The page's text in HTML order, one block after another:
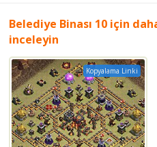
Belediye Binası 10 için
inceleyin
Kopyalama Linki